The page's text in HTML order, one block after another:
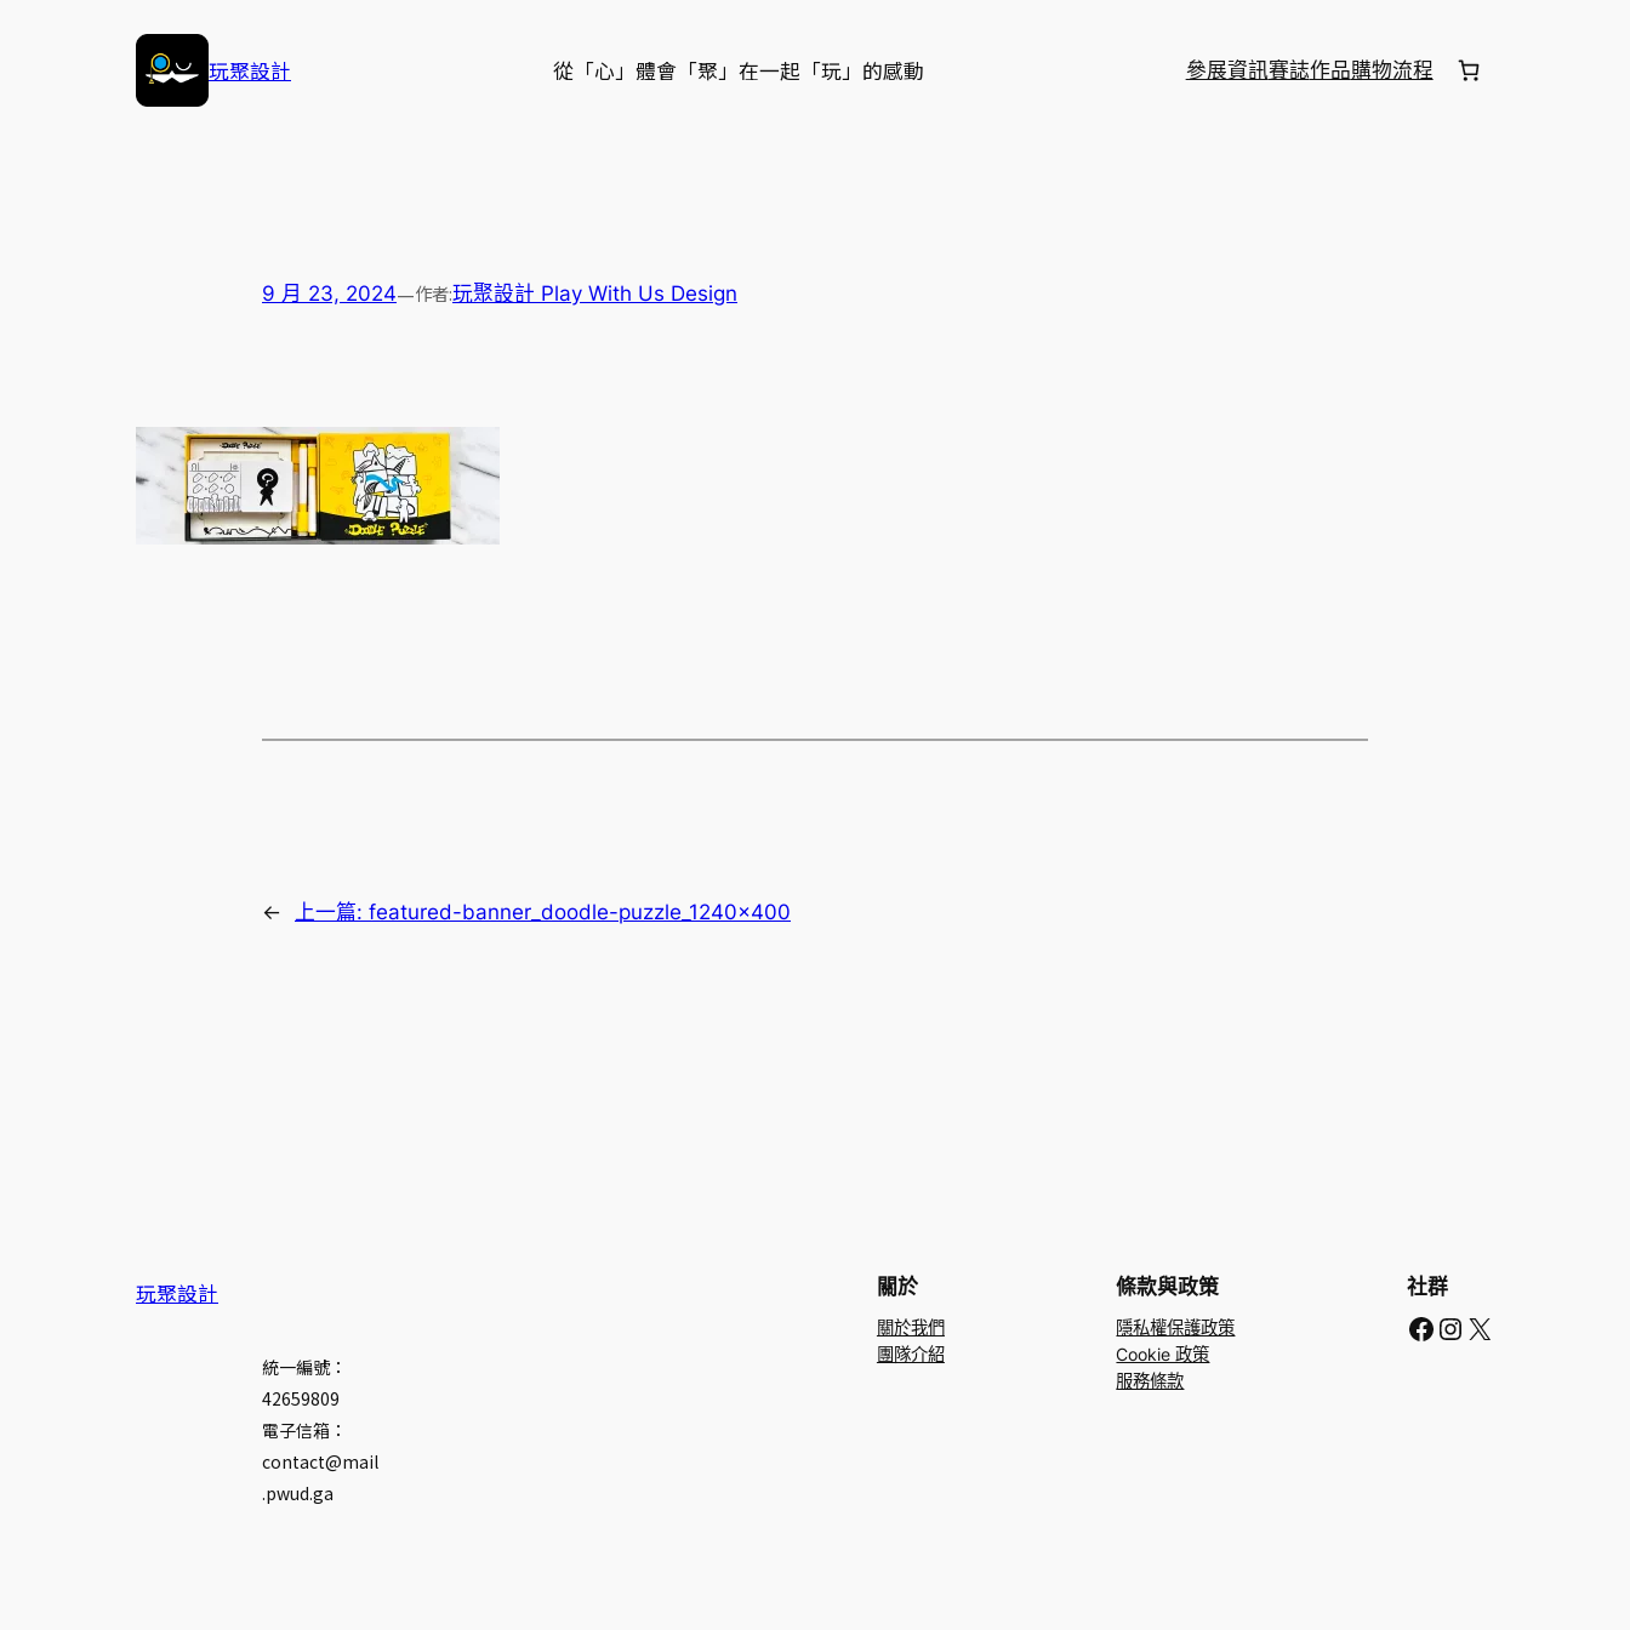
玩聚設計 從「心」體會「聚」在一起「玩」的感動 參展資訊賽誌作品購物流程
9 月 23, 2024—作者:玩聚設計 Play With Us Design
← 上一篇: featured-banner_doodle-puzzle_1240x400
玩聚設計
統一編號：
42659809
電子信箱：
contact@mail
.pwud.ga
關於
關於我們
團隊介紹
條款與政策
隱私權保護政策
Cookie 政策
服務條款
社群
Facebook Instagram X